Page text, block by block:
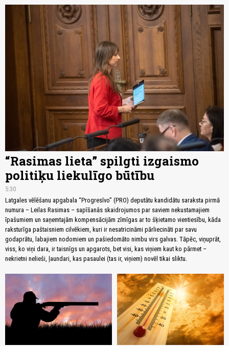
“Rasimas lieta” spilgti izgaismo
politiķu liekulīgo būtību
5:30
Latgales vēlēšanu apgabala “Progresīvo” (PRO) deputātu kandidātu saraksta pirmā
numura – Leilas Rasimas – sapīšanās skaidrojumos par saviem nekustamajiem
īpašumiem un saņemtajām kompensācijām zīmīgas ar to šķietamo vientiesību, kāda
raksturīga paštaisniem cilvēkiem, kuri ir nesatricināmi pārliecināti par savu
godaprātu, labajiem nodomiem un pašiedomāto nimbu virs galvas. Tāpēc, viņuprāt,
viss, ko viņi dara, ir taisnīgs un apgarots, bet visi, kas viņiem kaut ko pārmet –
nekrietni nelieši, ļaundari, kas pasaulei (tas ir, viņiem) novēl tikai sliktu.